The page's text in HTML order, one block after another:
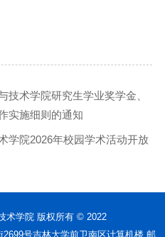
技术学院研究生学业奖学金、
实施细则的通知
学院2026年校园学术活动开放
术学院 版权所有 © 2022
号吉林大学前卫南区计算机楼 邮